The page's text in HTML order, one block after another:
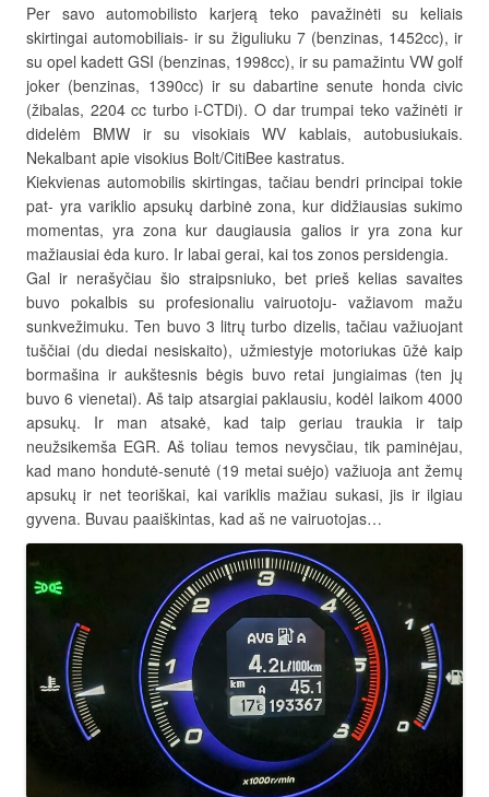
Per savo automobilisto karjerą teko pavažinėti su keliais
skirtingai automobiliais- ir su žiguliuku 7 (benzinas, 1452cc), ir
su opel kadett GSI (benzinas, 1998cc), ir su pamažintu VW golf
joker (benzinas, 1390cc) ir su dabartine senute honda civic
(žibalas, 2204 cc turbo i-CTDi). O dar trumpai teko važinėti ir
didelėm BMW ir su visokiais WV kablais, autobusiukais.
Nekalbant apie visokius Bolt/CitiBee kastratus.
Kiekvienas automobilis skirtingas, tačiau bendri principai tokie
pat- yra variklio apsukų darbinė zona, kur didžiausias sukimo
momentas, yra zona kur daugiausia galios ir yra zona kur
mažiausiai ėda kuro. Ir labai gerai, kai tos zonos persidengia.
Gal ir nerašyčiau šio straipsniuko, bet prieš kelias savaites
buvo pokalbis su profesionaliu vairuotoju- važiavom mažu
sunkvežimuku. Ten buvo 3 litrų turbo dizelis, tačiau važiuojant
tuščiai (du diedai nesiskaito), užmiestyje motoriukas ūžė kaip
bormašina ir aukštesnis bėgis buvo retai jungiaimas (ten jų
buvo 6 vienetai). Aš taip atsargiai paklausiu, kodėl laikom 4000
apsukų. Ir man atsakė, kad taip geriau traukia ir taip
neužsikemša EGR. Aš toliau temos nevysčiau, tik paminėjau,
kad mano hondutė-senutė (19 metai suėjo) važiuoja ant žemų
apsukų ir net teoriškai, kai variklis mažiau sukasi, jis ir ilgiau
gyvena. Buvau paaiškintas, kad aš ne vairuotojas…